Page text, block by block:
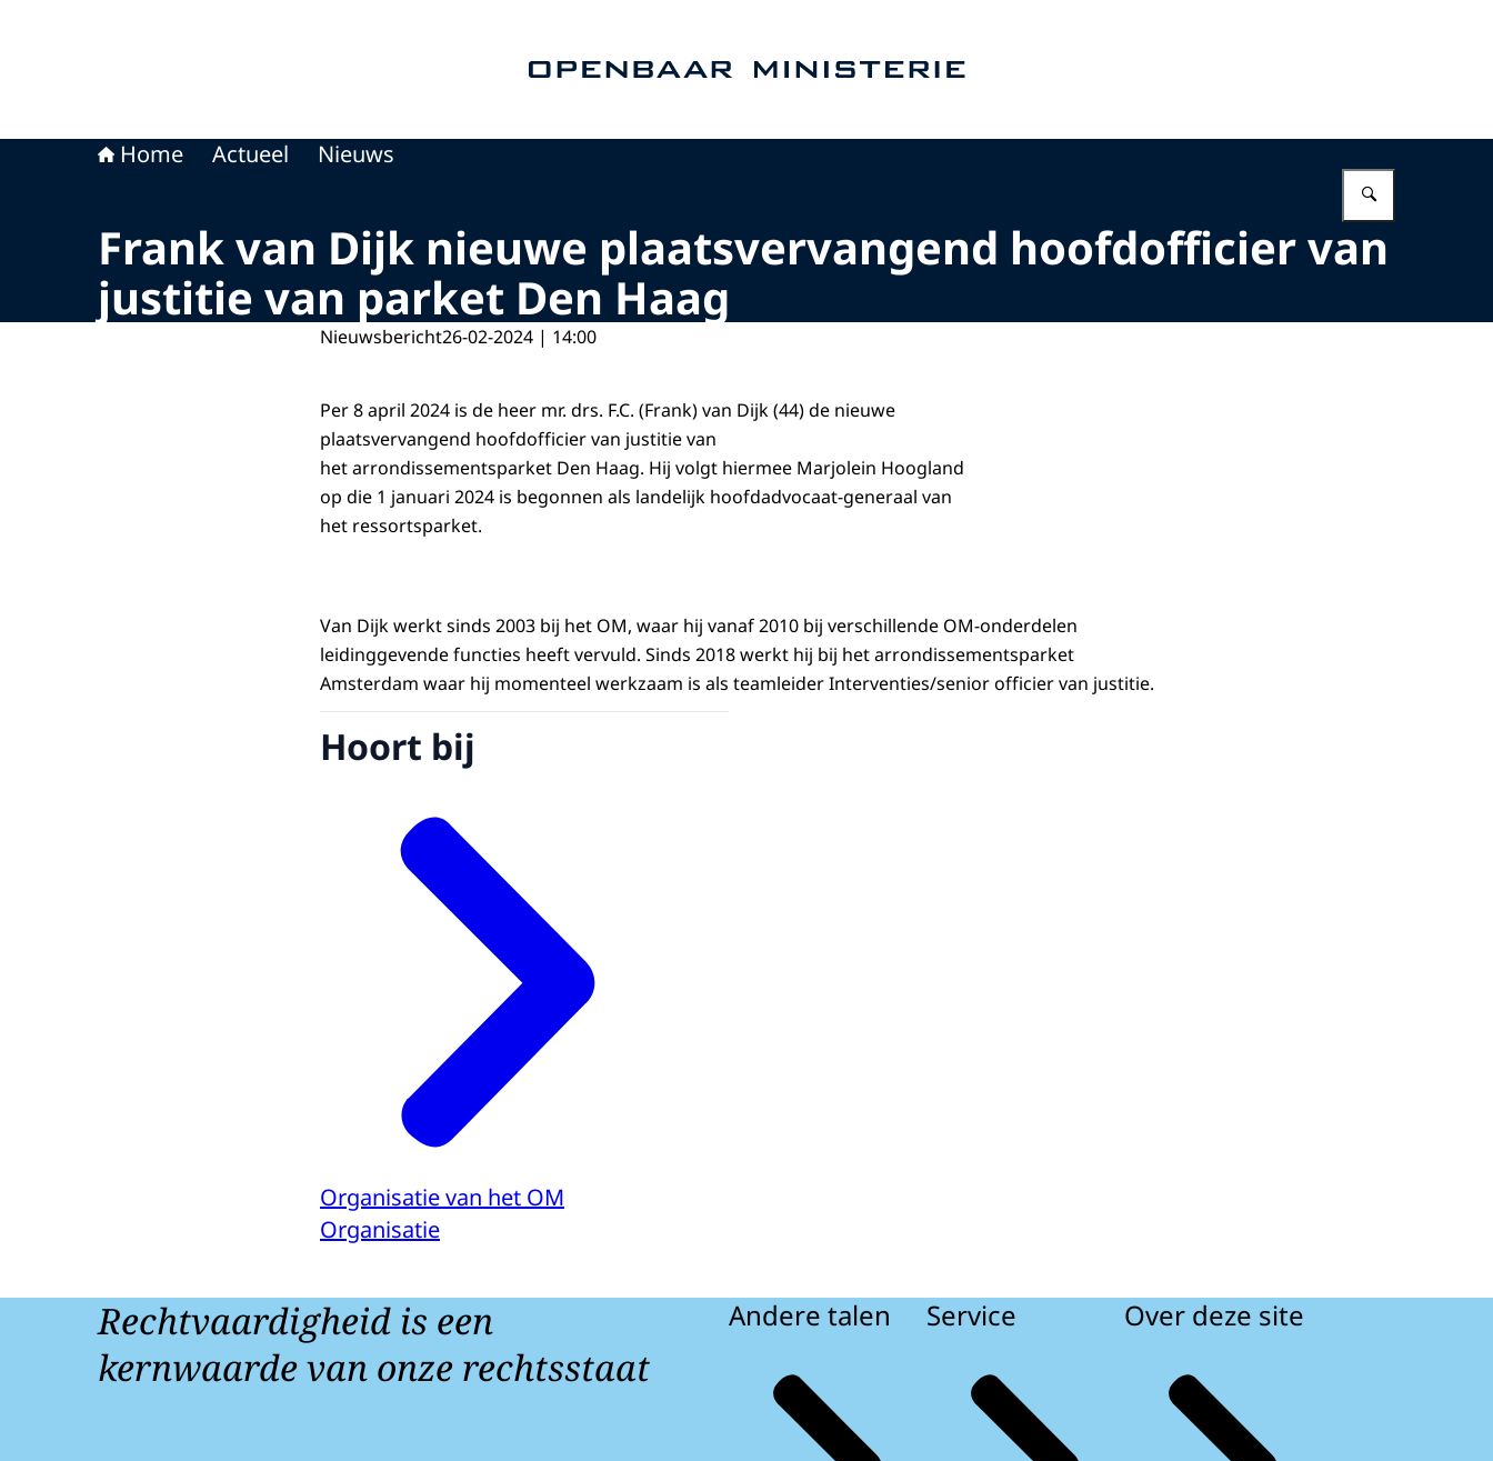
Home Actueel Nieuws
Frank van Dijk nieuwe plaatsvervangend hoofdofficier van
justitie van parket Den Haag
Nieuwsbericht26-02-2024 | 14:00
Per 8 april 2024 is de heer mr. drs. F.C. (Frank) van Dijk (44) de nieuwe
plaatsvervangend hoofdofficier van justitie van
het arrondissementsparket Den Haag. Hij volgt hiermee Marjolein Hoogland
op die 1 januari 2024 is begonnen als landelijk hoofdadvocaat-generaal van
het ressortsparket.
Van Dijk werkt sinds 2003 bij het OM, waar hij vanaf 2010 bij verschillende OM-onderdelen
leidinggevende functies heeft vervuld. Sinds 2018 werkt hij bij het arrondissementsparket
Amsterdam waar hij momenteel werkzaam is als teamleider Interventies/senior officier van justitie.
Hoort bij
Organisatie van het OM
Organisatie
Rechtvaardigheid is een
kernwaarde van onze rechtsstaat
Andere talen Service Over deze site